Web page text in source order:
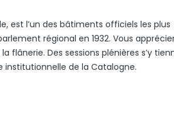
est l’un des bâtiments officiels les plus
régional en 1932. Vous
flânerie. Des sessions plénières s’y
institutionnelle de la Catalogne.